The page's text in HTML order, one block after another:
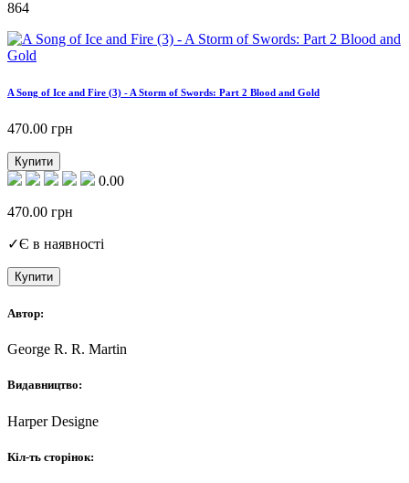
864
A Song of Ice and Fire (3) - A Storm of Swords: Part 2 Blood and Gold
470.00 грн
Купити
0.00
470.00 грн
✓Є в наявності
Купити
Автор:
George R. R. Martin
Видавництво:
Harper Designe
Кіл-ть сторінок: